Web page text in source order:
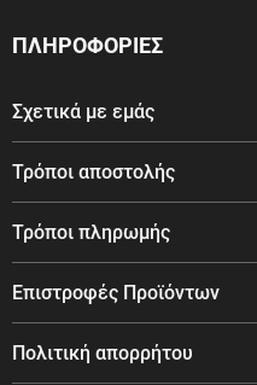
ΠΛΗΡΟΦΟΡΙΕΣ
Σχετικά με εμάς
Τρόποι αποστολής
Τρόποι πληρωμής
Επιστροφές Προϊόντων
Πολιτική απορρήτου